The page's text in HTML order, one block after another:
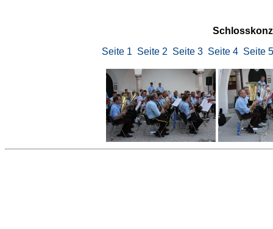
Seite 1 Seite 2 Seite 3 Seite 4 Seite 5